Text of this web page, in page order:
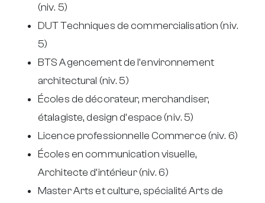
(niv. 5)
DUT Techniques de commercialisation (niv.
5)
BTS Agencement de l’environnement
architectural (niv. 5)
Écoles de décorateur, merchandiser,
étalagiste, design d’espace (niv. 5)
Licence professionnelle Commerce (niv. 6)
Écoles en communication visuelle,
Architecte d’intérieur (niv. 6)
Master Arts et culture, spécialité Arts de